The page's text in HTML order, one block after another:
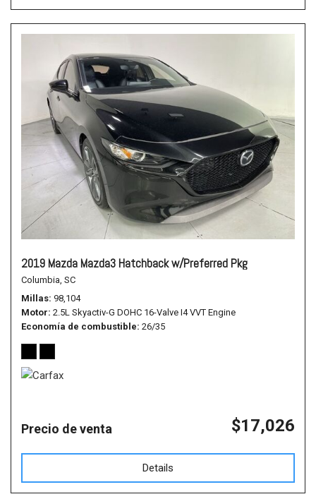
2019 Mazda Mazda3 Hatchback w/Preferred Pkg
Columbia, SC
Millas 98,104
Motor 2.5L Skyactiv-G DOHC 16-Valve I4 VVT Engine
Economía de combustible 26/35
Precio de venta $17,026
Details